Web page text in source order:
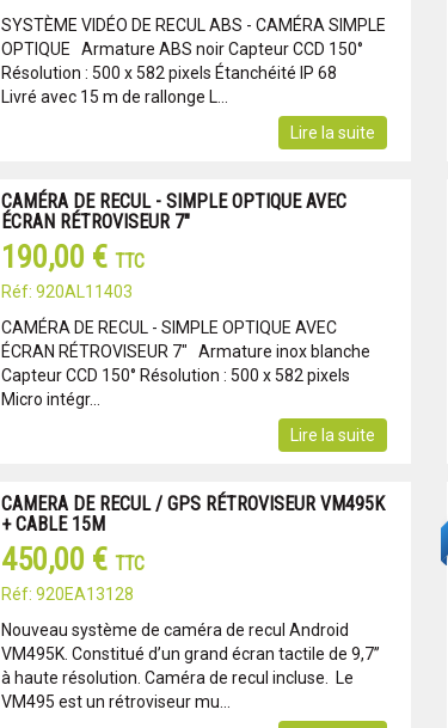
SYSTÈME VIDÉO DE RECUL ABS - CAMÉRA SIMPLE
OPTIQUE Armature ABS noir Capteur CCD 150°
Résolution : 500 x 582 pixels Étanchéité IP 68
Livré avec 15 m de rallonge L...
Lire la suite
CAMÉRA DE RECUL - SIMPLE OPTIQUE AVEC
ÉCRAN RÉTROVISEUR 7"
190,00 € TTC
Réf: 920AL11403
CAMÉRA DE RECUL - SIMPLE OPTIQUE AVEC
ÉCRAN RÉTROVISEUR 7" Armature inox blanche
Capteur CCD 150° Résolution : 500 x 582 pixels
Micro intégr...
Lire la suite
CAMERA DE RECUL / GPS RÉTROVISEUR VM495K
+ CABLE 15M
450,00 € TTC
Réf: 920EA13128
Nouveau système de caméra de recul Android
VM495K. Constitué d’un grand écran tactile de 9,7’’
à haute résolution. Caméra de recul incluse. Le
VM495 est un rétroviseur mu...